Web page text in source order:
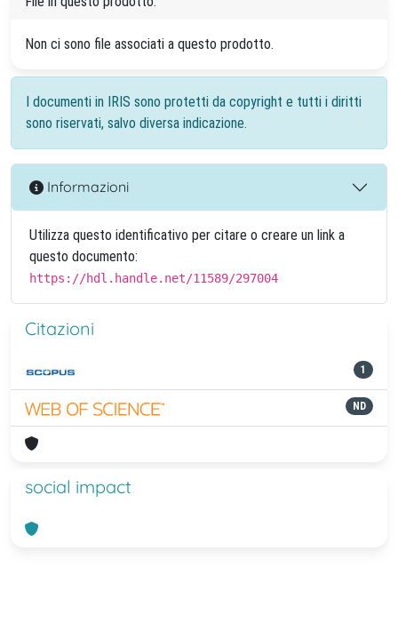
Non ci sono file associati a questo prodotto.
I documenti in IRIS sono protetti da copyright e tutti i diritti
sono riservati, salvo diversa indicazione.
Informazioni
Utilizza questo identificativo per citare o creare un link a
questo documento:
https://hdl.handle.net/11589/297004
Citazioni
1
ND
social impact